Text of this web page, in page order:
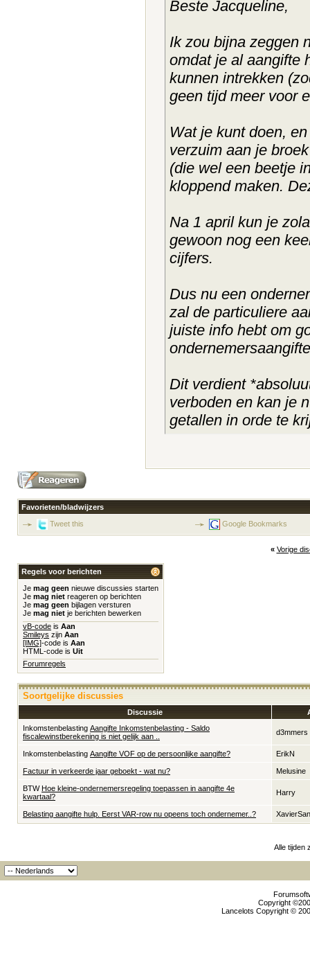
Beste Jacqueline,
Ik zou bijna zeggen
omdat je al aangifte
kunnen intrekken
geen tijd meer voor
Wat je kunt doen,
verzuim aan je
(die wel een beetje
kloppend maken.
Na 1 april kun je
gewoon nog een
cijfers.
Dus nu een
zal de particuliere
juiste info hebt om
Dit verdient
verboden en kan je
getallen in orde te
Favorieten/bladwijzers
Tweet this
Google Bookmarks
« Vorige
Regels voor berichten
Je mag geen nieuwe discussies starten
Je mag niet reageren op berichten
Je mag geen bijlagen versturen
Je mag niet je berichten bewerken
vB-code is Aan
Smileys zijn Aan
[IMG]-code is Aan
HTML-code is Uit
Forumregels
Soortgelijke discussies
Discussie
Inkomstenbelasting Aangifte Inkomstenbelasting - Saldo
fiscalewinstberekening is niet gelijk aan ..
d3mmers
Inkomstenbelasting Aangifte VOF op de persoonlijke aangifte? ErikN
Factuur in verkeerde jaar geboekt - wat nu? Melusine
BTWHoe kleine-ondernemersregeling toepassen in aangifte 4e
kwartaal?
Harry
Belasting aangifte hulp. Eerst VAR-row nu opeens toch ondernemer..?
Alle tijden
Copyright
Lancelots Copyright ©